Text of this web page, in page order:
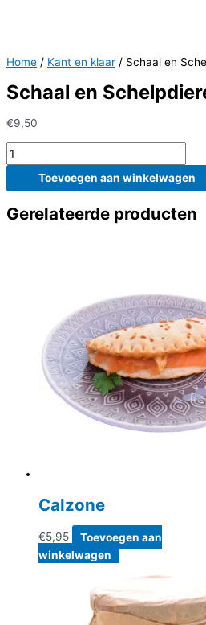
Home / Kant en klaar / Schaal en
Schaal en
€9,50
Schaal
en
Schelpdieren
aantal
Toevoegen aan winkelwagen
Gerelateerde producten
Calzone
€5,95
Toevoegen aan
winkelwagen